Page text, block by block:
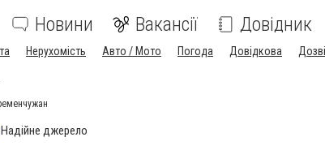
Новини Вакансії Довідник
Нерухомість Авто / Мото Погода Довідкова
Надійне джерело